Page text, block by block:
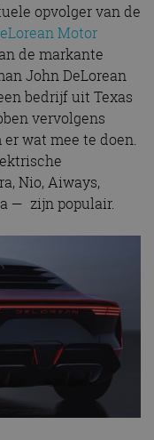
opvolger van de
Motor
de markante
John DeLorean
bedrijf uit Texas
vervolgens
wat mee te doen.
Nio, Aiways,
— zijn populair.